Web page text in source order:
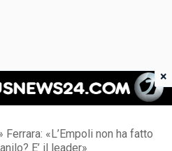
News 24
Ferrara: «L’Empoli non ha fatto
E’ il leader»
×